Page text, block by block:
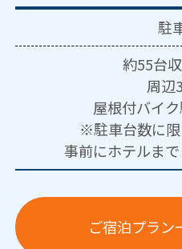
駐
約55台
周辺
屋根付バイク
※駐車台数に限
事前にホテルまで
ご宿泊プラン